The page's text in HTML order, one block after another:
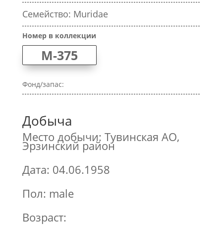
Семейство: Muridae
Номер в коллекции
M-375
Фонд/запас:
Добыча
Место добычи: Тувинская АО,
Эрзинский район
Дата: 04.06.1958
Пол: male
Возраст: